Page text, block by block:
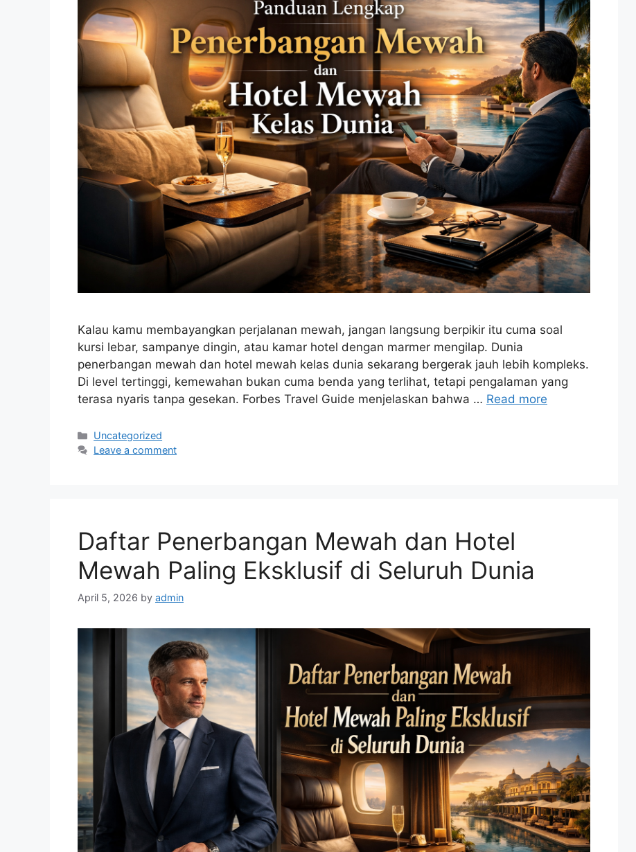
Kalau kamu membayangkan perjalanan mewah, jangan langsung berpikir itu cuma soal
kursi lebar, sampanye dingin, atau kamar hotel dengan marmer mengilap. Dunia
penerbangan mewah dan hotel mewah kelas dunia sekarang bergerak jauh lebih kompleks.
Di level tertinggi, kemewahan bukan cuma benda yang terlihat, tetapi pengalaman yang
terasa nyaris tanpa gesekan. Forbes Travel Guide menjelaskan bahwa … Read more
Categories
Uncategorized
Leave a comment
Daftar Penerbangan Mewah dan Hotel
Mewah Paling Eksklusif di Seluruh Dunia
April 5, 2026 by admin